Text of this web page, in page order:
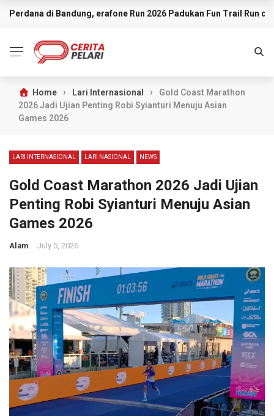
BREAKING NEWS
Perdana di Bandung, erafone Run 2026 Padukan Fun Trail Run
Home › Lari Internasional ›
Gold Coast Marathon
2026 Jadi Ujian Penting Robi Syianturi Menuju Asian
Games 2026
LARI INTERNASIONAL LARI NASIONAL NEWS
Gold Coast Marathon 2026 Jadi Ujian
Penting Robi Syianturi Menuju Asian
Games 2026
Alam July 5, 2026